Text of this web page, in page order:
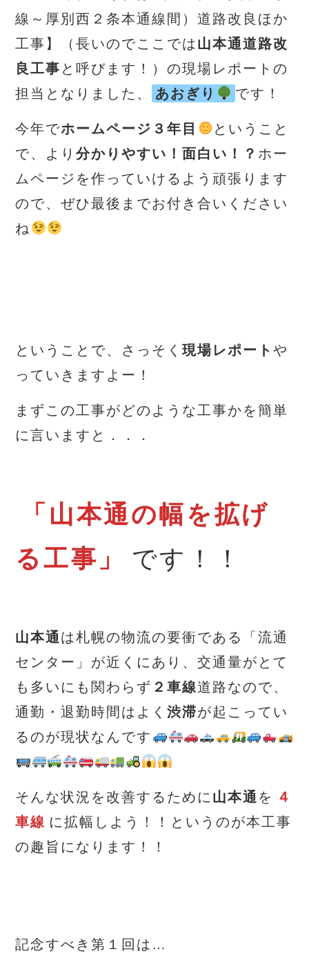
線～厚別西２条本通線間）道路改良ほか
工事】（長いのでここでは 山本通道路改
良工事 と呼びます！）の現場レポートの
担当となりました、
あおぎり です！
今年でホームページ３年目
ということ
で、より分かりやすい！面白い！？ ホー
ムページを作っていけるよう頑張ります
ので、ぜひ最後までお付き合いください
ね
ということで、さっそく現場レポートや
っていきますよー！
まずこの工事がどのような工事かを簡単
に言いますと．．．
「山本通の幅を拡げ
る工事」
です！！
山本通 は札幌の物流の要衝である「流通
センター」が近くにあり、交通量がとて
も多いにも関わらず ２車線道路なので、
通勤・退勤時間はよく渋滞が起こってい
るのが現状なんです
そんな状況を改善するために 山本通 を ４
車線 に拡幅しよう！！というのが本工事
の趣旨になります！！
記念すべき第１回は…